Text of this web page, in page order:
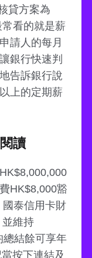
貸方案為
看的就是薪
請人的每月
銀行快速判
告訴銀行說
上的定期薪
讀
HK$8,000豁
泰信用卡財
維持
總結餘可享年
按下連結及